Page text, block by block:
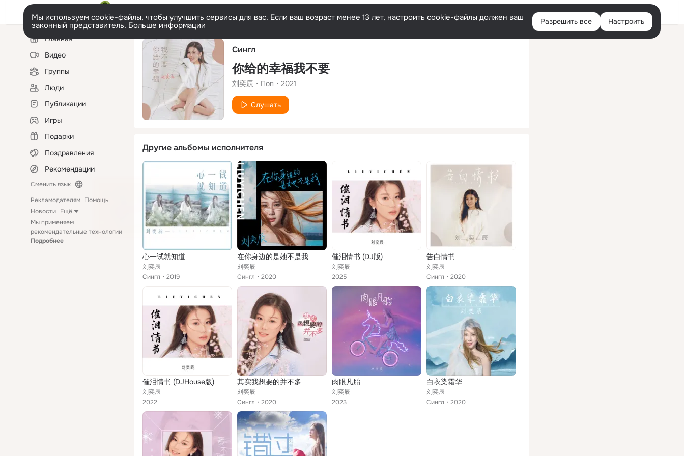
Русский Войти
Мы используем cookie-файлы, чтобы улучшить сервисы для вас. Если ваш возраст менее 13 лет, настроить cookie-файлы должен ваш
законный представитель. Больше информации Разрешить все Настроить
Левая
колонкаГлавная
Видео
Группы
Люди
Публикации
Игры
Подарки
Поздравления
Рекомендации
Сменить язык
Рекламодателям Помощь
Новости Ещё
Мы применяем
рекомендательные технологии
Подробнее
Сингл
你给的幸福我不要
刘奕辰 Поп 2021
Слушать
Другие альбомы исполнителя
心一试就知道
刘奕辰
Сингл
2019
在你身边的是她不是我
刘奕辰
Сингл
2020
催泪情书 (DJ版)
刘奕辰
2025
告白情书
刘奕辰
Сингл
2020
催泪情书 (DJHouse版)
刘奕辰
2022
其实我想要的并不多
刘奕辰
Сингл
2020
肉眼凡胎
刘奕辰
2023
白衣染霜华
刘奕辰
Сингл
2020